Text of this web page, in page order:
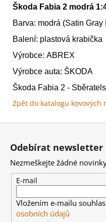
Škoda Fabia 2 modrá
Barva: modrá (Satin Gray
Balení: plastová krabička
Výrobce: ABREX
Výrobce auta: ŠKODA
Škoda Fabia 2 -
Zpět do katalogu kovových
WARHAMMER
40000:
TAU
FARSIGHT
CADRE
TAU
FARSIGHT
CADRE
4
499
Z
Odebírat newsletter
Nezmeškejte žádné
E-mail
Vložením e-mailu
osobních údajů